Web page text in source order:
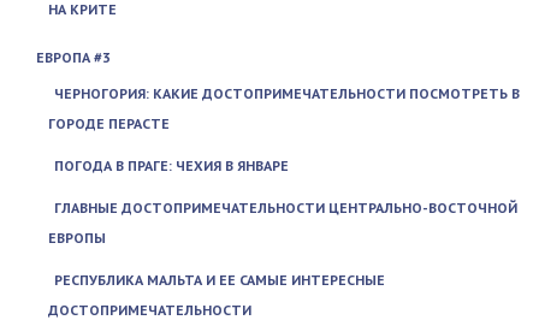
НА КРИТЕ
ЕВРОПА #3
ЧЕРНОГОРИЯ: КАКИЕ ДОСТОПРИМЕЧАТЕЛЬНОСТИ ПОСМОТРЕТЬ В
ГОРОДЕ ПЕРАСТЕ
ПОГОДА В ПРАГЕ: ЧЕХИЯ В ЯНВАРЕ
ГЛАВНЫЕ ДОСТОПРИМЕЧАТЕЛЬНОСТИ ЦЕНТРАЛЬНО-ВОСТОЧНОЙ
ЕВРОПЫ
РЕСПУБЛИКА МАЛЬТА И ЕЕ САМЫЕ ИНТЕРЕСНЫЕ
ДОСТОПРИМЕЧАТЕЛЬНОСТИ